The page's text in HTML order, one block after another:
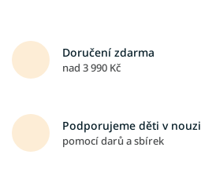
Doručení zdarma
nad 3 990 Kč
Podporujeme děti v nouzi
pomocí darů a sbírek